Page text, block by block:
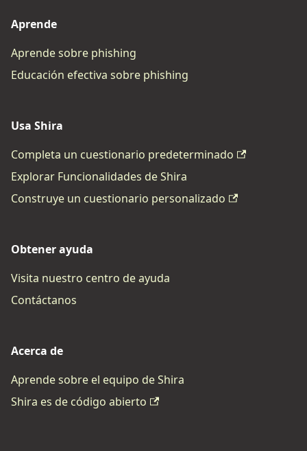
Aprende
Aprende sobre phishing
Educación efectiva sobre phishing
Usa Shira
Completa un cuestionario predeterminado
Explorar Funcionalidades de Shira
Construye un cuestionario personalizado
Obtener ayuda
Visita nuestro centro de ayuda
Contáctanos
Acerca de
Aprende sobre el equipo de Shira
Shira es de código abierto